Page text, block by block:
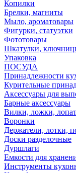
Копилки
Брелки, магниты
Мыло, ароматовары
Фигурки, статуэтки
Фототовары
Шкатулки,
Упаковка
ПОСУДА
Принадлежности
Курительные
Аксессуары для
Барные аксессуары
Вилки, ложки,
Воронки
Держатели, лотки,
Доски разделочные
Дуршлаги
Емкости для
Инструменты